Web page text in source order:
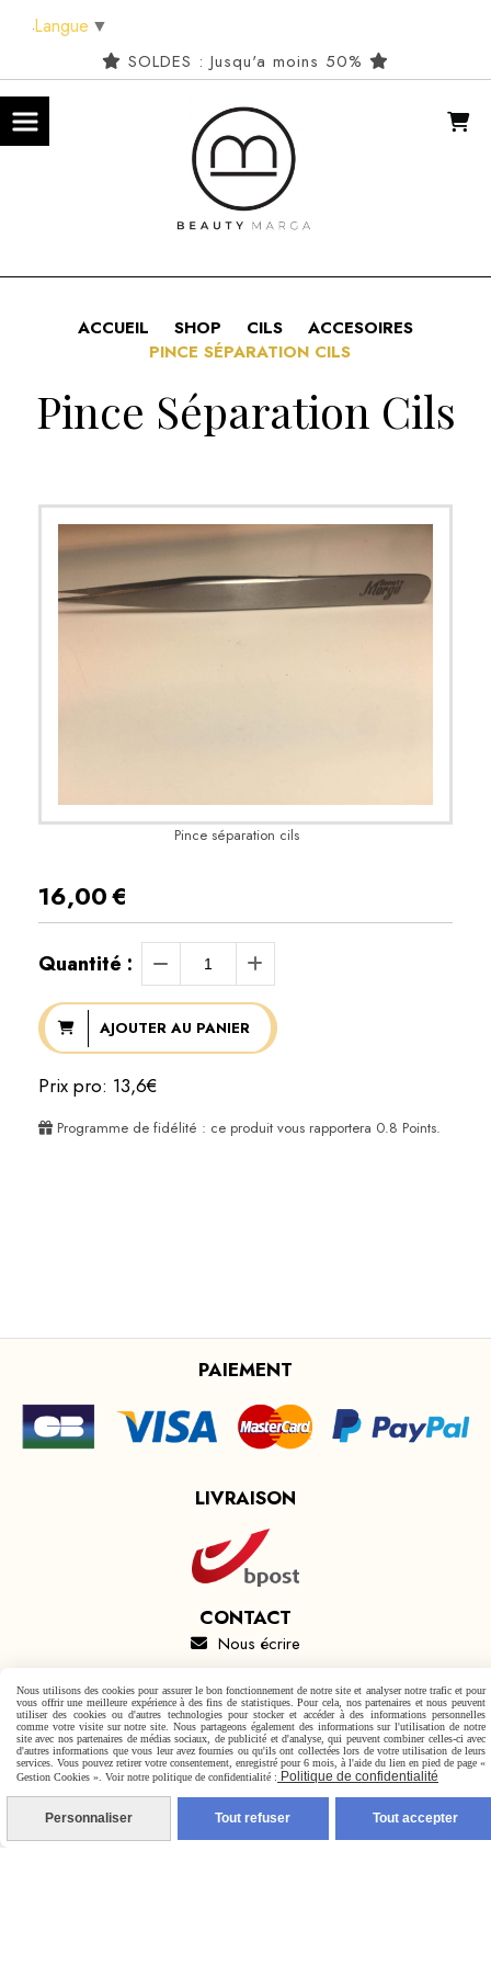
SOLDES : Jusqu'a moins 50%
ACCUEIL SHOP CILS
ACCESOIRES
PINCE SÉPARATION CILS
Pince Séparation Cils
Pince séparation cils
16,00€
Quantité :
AJOUTER AU PANIER
Prix pro: 13,6€
Programme de fidélité : ce produit vous rapportera 0.8 Points.
PAIEMENT
LIVRAISON
CONTACT
 Nous écrire
Facebook est désactivé. Autoriser
Mentions Légales
Conditions générales de vente
Politique de confidentialité
Gestion cookies Mon Compte
Langue ▼
Nous utilisons des cookies pour assurer le bon fonctionnement de notre site et analyser notre trafic et pour
vous offrir une meilleure expérience à des fins de statistiques. Pour cela, nos partenaires et nous peuvent
utiliser des cookies ou d'autres technologies pour stocker et accéder à des informations personnelles
comme votre visite sur notre site. Nous partageons également des informations sur l'utilisation de notre
site avec nos partenaires de médias sociaux, de publicité et d'analyse, qui peuvent combiner celles-ci avec
d'autres informations que vous leur avez fournies ou qu'ils ont collectées lors de votre utilisation de leurs
services. Vous pouvez retirer votre consentement, enregistré pour 6 mois, à l'aide du lien en pied de page «
Gestion Cookies ». Voir notre politique de confidentialité : Politique de confidentialité
Personnaliser Tout refuser Tout accepter